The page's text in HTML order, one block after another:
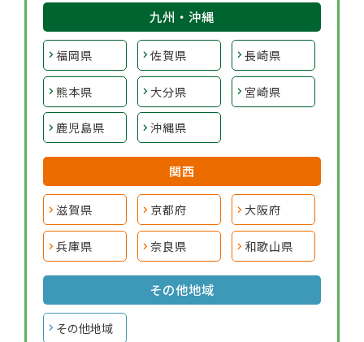
九州・沖縄
福岡県 佐賀県 長崎県
熊本県 大分県 宮崎県
鹿児島県 沖縄県
関西
滋賀県 京都府 大阪府
兵庫県 奈良県 和歌山県
その他地域
その他地域